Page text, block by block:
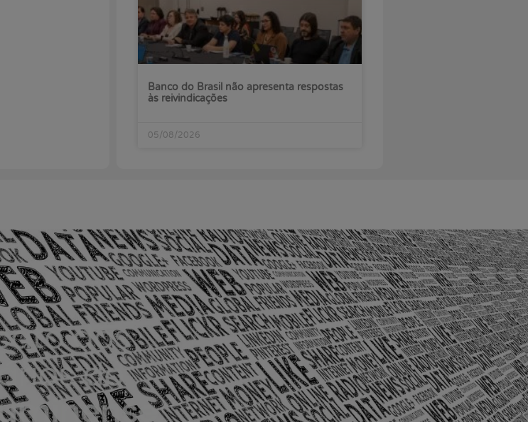
Banco do Brasil não apresenta respostas
às reivindicações
05/08/2026